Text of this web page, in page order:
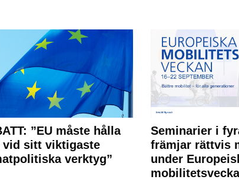
”EU måste hålla
vid sitt viktigaste
verktyg”
Seminarier i
främjar rättvis
under